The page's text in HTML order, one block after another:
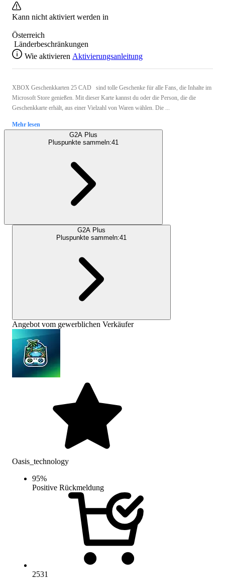
Kann nicht aktiviert werden in
Österreich
Länderbeschränkungen
Wie aktivieren Aktivierungsanleitung
XBOX Geschenkkarten 25 CAD sind tolle Geschenke für alle Fans, die Inhalte im
Microsoft Store genießen. Mit dieser Karte kannst du oder die Person, die die
Geschenkkarte erhält, aus einer Vielzahl von Waren wählen. Die ...
Mehr lesen
G2A Plus
Pluspunkte sammeln:41
G2A Plus
Pluspunkte sammeln:41
Angebot vom gewerblichen Verkäufer
Oasis_technology
95%
Positive Rückmeldung
2531